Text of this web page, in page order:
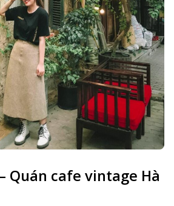
Quán cafe vintage Hà